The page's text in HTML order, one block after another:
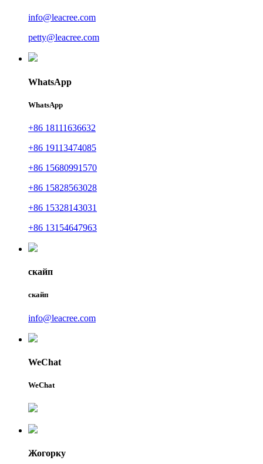
info@leacree.com
petty@leacree.com
WhatsApp
WhatsApp
+86 18111636632
+86 19113474085
+86 15680991570
+86 15828563028
+86 15328143031
+86 13154647963
скайп
скайп
info@leacree.com
WeChat
WeChat
Жогорку